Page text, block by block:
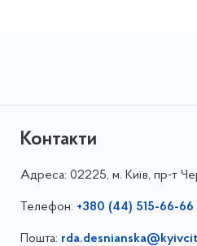
Контакти
Адреса: 02225, м. Київ, пр-т
Телефон: +380 (44) 515-66-66
Пошта: